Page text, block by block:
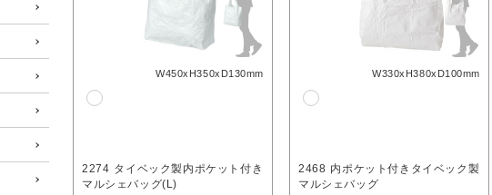
W450xH350xD130mm
2274 タイベック製内ポケット付き
マルシェバッグ(L)
W330xH380xD100mm
2468 内ポケット付きタイベック製
マルシェバッグ